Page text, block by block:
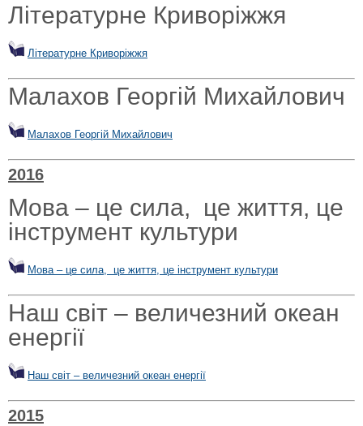
Літературне Криворіжжя
Літературне Криворіжжя
Малахов Георгій Михайлович
Малахов Георгій Михайлович
2016
Мова – це сила, це життя, це
інструмент культури
Мова – це сила, це життя, це інструмент культури
Наш світ – величезний океан
енергії
Наш світ – величезний океан енергії
2015